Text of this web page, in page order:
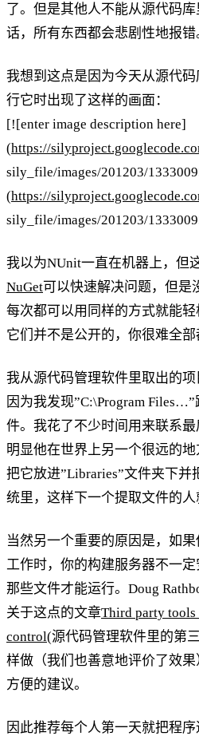
了。但是其他人不能从源代码
话，所有东西都会悲剧性地报错
我想到这点是因为今天从源代
行它时出现了这样的画面：
[![enter image description here]
(https://
sily_file/images/201203/
(https://
sily_file/images/201203/
我以为NUnit一直在机器上，但
NuGet可以快速解决问题，但是
每次都可以用同样的方式就能轻
它们并不是公开的，你很难全部
我从源代码管理软件里取出的
因为我发现”C:\Program
件。我花了不少时间用来联系
明显他在世界上另一个很远的地
把它放进”Libraries”文件夹下并
统里，这样下一个提取文件的人
当然另一个重要的原因是，如
工作时，你的构建服务器不一
那些文件才能运行。Doug
关于这点的文章Third party
control(源代码管理软件里的第
样做（我们也善意地评价了效
方便的建议。
因此推荐每个人第一天就把程